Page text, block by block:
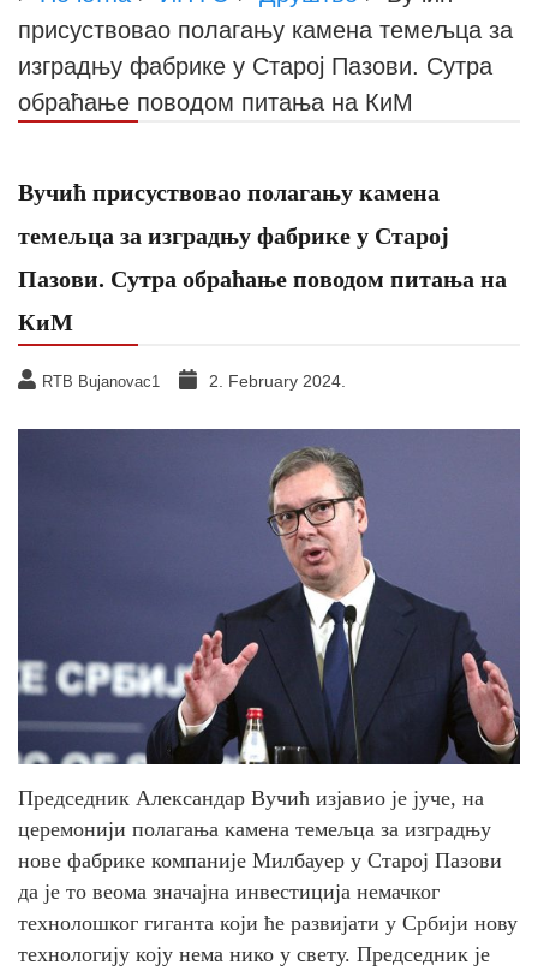
присуствовао полагању камена темељца за
изградњу фабрике у Старој Пазови. Сутра
обраћање поводом питања на КиМ
Вучић присуствовао полагању камена
темељца за изградњу фабрике у Старој
Пазови. Сутра обраћање поводом питања на
КиМ
RTB Bujanovac1 2. February 2024.
Председник Александар Вучић изјавио је јуче, на
церемонији полагања камена темељца за изградњу
нове фабрике компаније Милбауер у Старој Пазови
да је то веома значајна инвестиција немачког
технолошког гиганта који ће развијати у Србији нову
технологију коју нема нико у свету. Председник је